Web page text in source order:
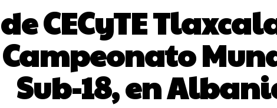
CECyTE
Campeonato
Sub-18, en